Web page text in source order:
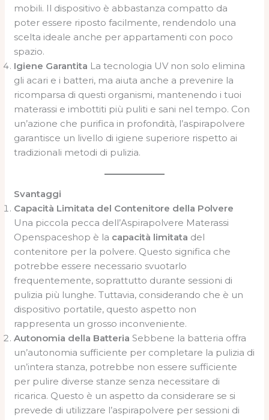
mobili. Il dispositivo è abbastanza compatto da
poter essere riposto facilmente, rendendolo una
scelta ideale anche per appartamenti con poco
spazio.
Igiene Garantita La tecnologia UV non solo elimina
gli acari e i batteri, ma aiuta anche a prevenire la
ricomparsa di questi organismi, mantenendo i tuoi
materassi e imbottiti più puliti e sani nel tempo. Con
un’azione che purifica in profondità, l’aspirapolvere
garantisce un livello di igiene superiore rispetto ai
tradizionali metodi di pulizia.
Svantaggi
Capacità Limitata del Contenitore della Polvere
Una piccola pecca dell’Aspirapolvere Materassi
Openspaceshop è la capacità limitata del
contenitore per la polvere. Questo significa che
potrebbe essere necessario svuotarlo
frequentemente, soprattutto durante sessioni di
pulizia più lunghe. Tuttavia, considerando che è un
dispositivo portatile, questo aspetto non
rappresenta un grosso inconveniente.
Autonomia della Batteria Sebbene la batteria offra
un’autonomia sufficiente per completare la pulizia di
un’intera stanza, potrebbe non essere sufficiente
per pulire diverse stanze senza necessitare di
ricarica. Questo è un aspetto da considerare se si
prevede di utilizzare l’aspirapolvere per sessioni di